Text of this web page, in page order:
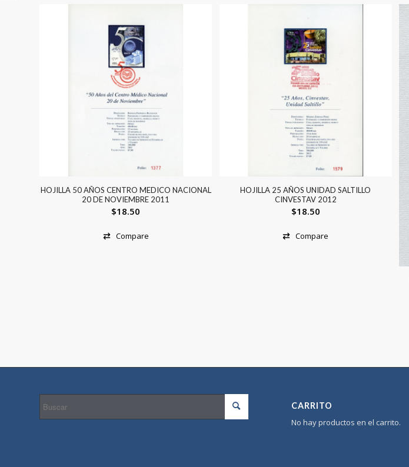
HOJILLA 50 AÑOS CENTRO MEDICO NACIONAL
20 DE NOVIEMBRE 2011
$18.50
Compare
HOJILLA 25 AÑOS UNIDAD SALTILLO
CINVESTAV 2012
$18.50
Compare
CARRITO
No hay productos en el carrito.